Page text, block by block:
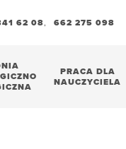
62 08 662 275 098
PRACA DLA
NAUCZYCIELA